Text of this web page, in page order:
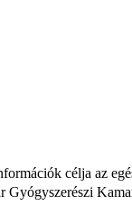
célja az
Gyógyszerészi